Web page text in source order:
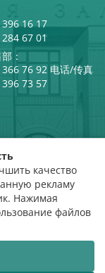
16 17
67 01
：
76 92 电话/传真
73 57
门户网站
评级评估
网站开发VTOP3
качество
рекламу
Нажимая
файлов